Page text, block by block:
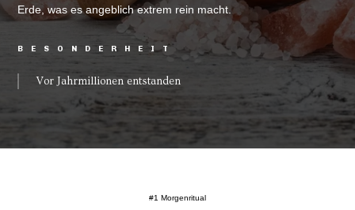
Erde, was es angeblich extrem rein macht.
BESONDERHEIT
Vor Jahrmillionen entstanden
#1 Morgenritual